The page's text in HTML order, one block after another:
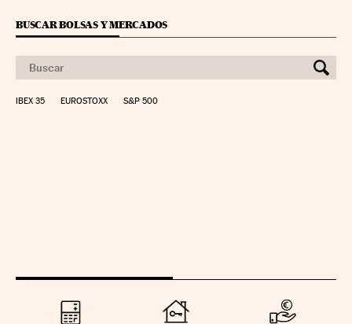
BUSCAR BOLSAS Y MERCADOS
IBEX 35 EUROSTOXX S&P 500